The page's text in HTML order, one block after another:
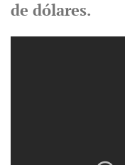
de dólares.